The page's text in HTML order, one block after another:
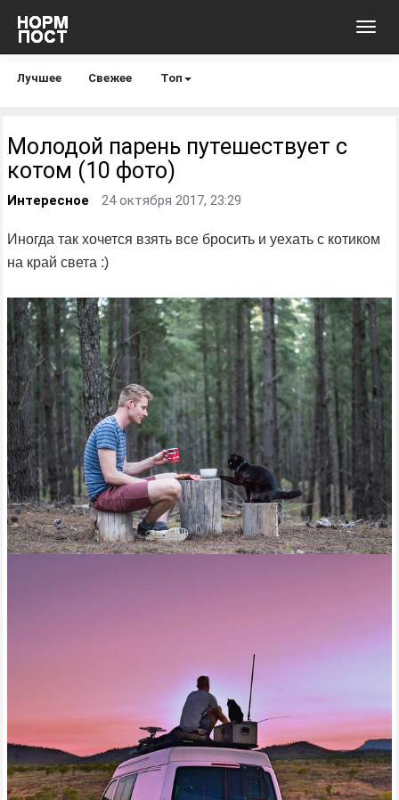
Лучшее Свежее Топ
Молодой парень путешествует с
котом (10 фото)
Интересное 24 октября 2017, 23:29
Иногда так хочется взять все бросить и уехать с котиком
на край света :)